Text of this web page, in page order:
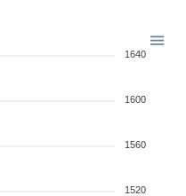
1640
1600
1560
1520